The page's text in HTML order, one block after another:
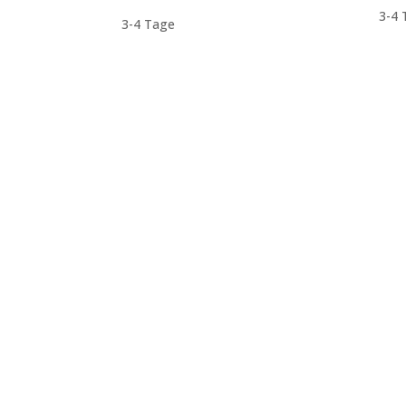
3-4 Tage 3-4